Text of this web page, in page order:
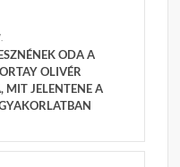
ODA A
OLIVÉR
MIT JELENTENE A